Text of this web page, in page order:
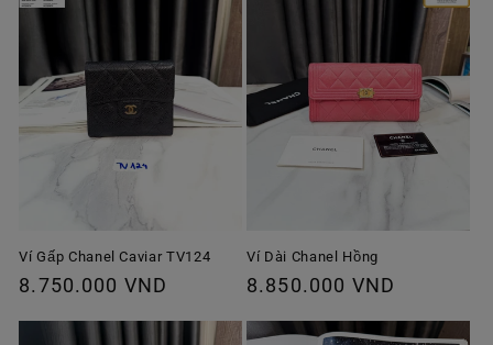
Ví Gấp Chanel Caviar TV124
Giá
8.750.000 VND
Ví Dài Chanel Hồng
Giá
8.850.000 VND